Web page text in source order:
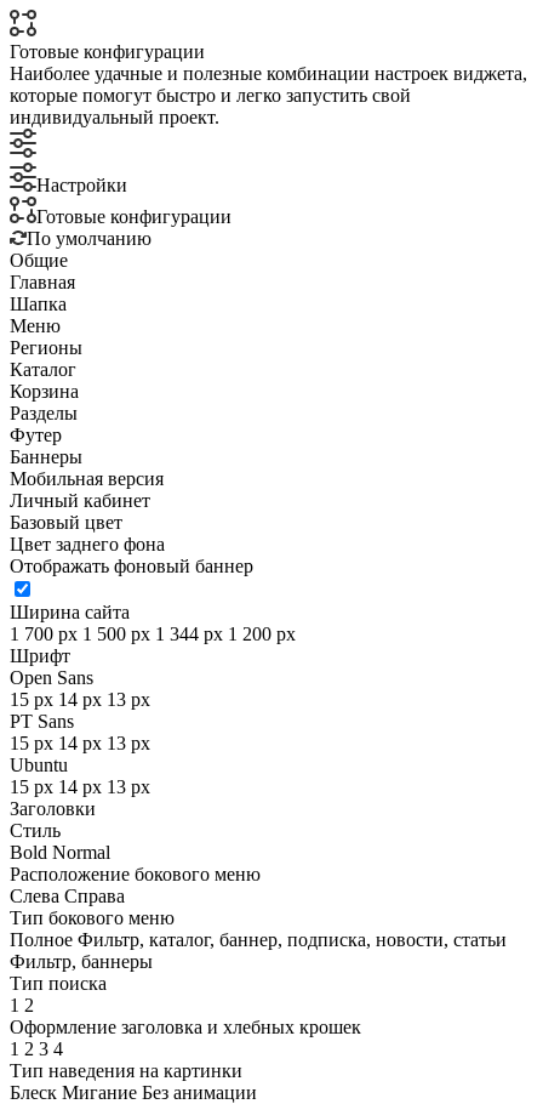
Готовые конфигурации
Наиболее удачные и полезные комбинации настроек виджета,
которые помогут быстро и легко запустить свой
индивидуальный проект.
Настройки
Готовые конфигурации
По умолчанию
Общие
Главная
Шапка
Меню
Регионы
Каталог
Корзина
Разделы
Футер
Баннеры
Мобильная версия
Личный кабинет
Базовый цвет
Цвет заднего фона
Отображать фоновый баннер
Ширина сайта
1 700 px 1 500 px 1 344 px 1 200 px
Шрифт
Open Sans
15 px 14 px 13 px
PT Sans
15 px 14 px 13 px
Ubuntu
15 px 14 px 13 px
Заголовки
Стиль
Bold Normal
Расположение бокового меню
Слева Справа
Тип бокового меню
Полное Фильтр, каталог, баннер, подписка, новости, статьи
Фильтр, баннеры
Тип поиска
1 2
Оформление заголовка и хлебных крошек
1 2 3 4
Тип наведения на картинки
Блеск Мигание Без анимации